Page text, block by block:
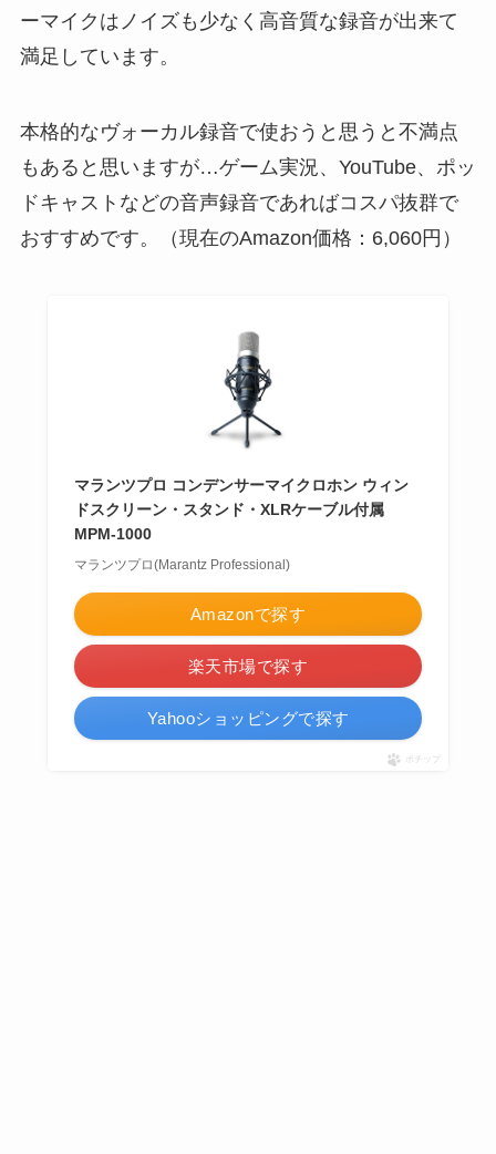
ーマイクはノイズも少なく高音質な録音が出来て
満足しています。
本格的なヴォーカル録音で使おうと思うと不満点
もあると思いますが…ゲーム実況、YouTube、ポッ
ドキャストなどの音声録音であればコスパ抜群で
おすすめです。（現在のAmazon価格：6,060円）
マランツプロ コンデンサーマイクロホン ウィン
ドスクリーン・スタンド・XLRケーブル付属
MPM-1000
マランツプロ(Marantz Professional)
Amazonで探す
楽天市場で探す
Yahooショッピングで探す
ポチップ